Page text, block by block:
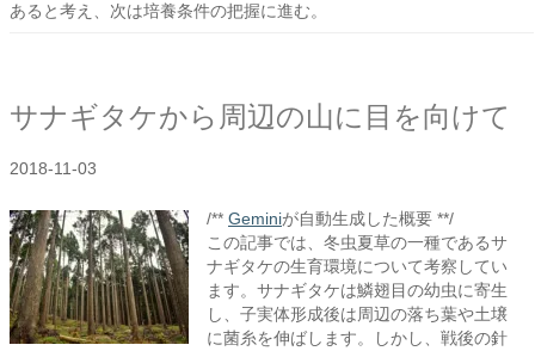
あると考え、次は培養条件の把握に進む。
サナギタケから周辺の山に目を向けて
2018-11-03
/** Geminiが自動生成した概要 **/
この記事では、冬虫夏草の一種であるサ
ナギタケの生育環境について考察してい
ます。サナギタケは鱗翅目の幼虫に寄生
し、子実体形成後は周辺の落ち葉や土壌
に菌糸を伸ばします。しかし、戦後の針